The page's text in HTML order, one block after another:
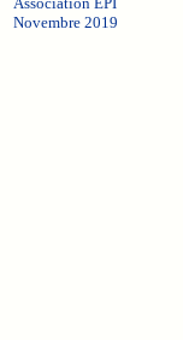
Novembre 2019